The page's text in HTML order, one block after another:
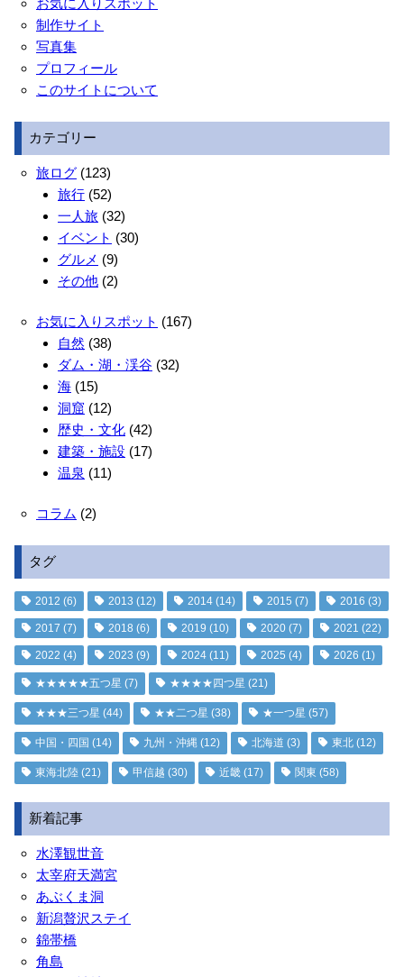
お気に入りスポット
制作サイト
写真集
プロフィール
このサイトについて
カテゴリー
旅ログ (123)
旅行 (52)
一人旅 (32)
イベント (30)
グルメ (9)
その他 (2)
お気に入りスポット (167)
自然 (38)
ダム・湖・渓谷 (32)
海 (15)
洞窟 (12)
歴史・文化 (42)
建築・施設 (17)
温泉 (11)
コラム (2)
タグ
2012 (6) 2013 (12) 2014 (14) 2015 (7) 2016 (3)
2017 (7) 2018 (6) 2019 (10) 2020 (7) 2021 (22)
2022 (4) 2023 (9) 2024 (11) 2025 (4) 2026 (1)
★★★★★五つ星 (7) ★★★★四つ星 (21)
★★★三つ星 (44) ★★二つ星 (38) ★一つ星 (57)
中国・四国 (14) 九州・沖縄 (12) 北海道 (3) 東北 (12)
東海北陸 (21) 甲信越 (30) 近畿 (17) 関東 (58)
新着記事
水澤観世音
太宰府天満宮
あぶくま洞
新潟贅沢ステイ
錦帯橋
角島